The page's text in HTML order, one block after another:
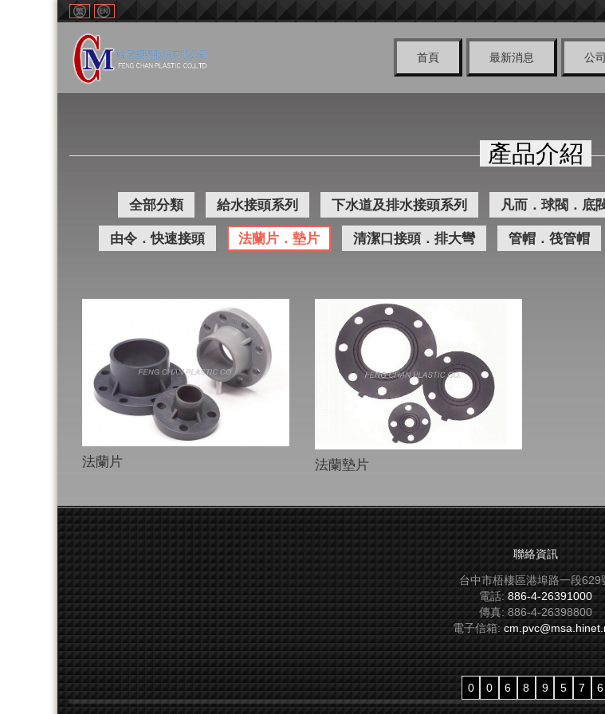
首頁 最新消息 公
產品介紹
全部分類 給水接頭系列 下水道及排水接頭系列 凡而．球閥．底
由令．快速接頭 法蘭片．墊片 清潔口接頭．排大彎 管帽．筏管帽
法蘭片 法蘭墊片
聯絡資訊
台中市梧棲區港埠路一段629
電話: 886-4-26391000
傳真: 886-4-26398800
電子信箱:
0 0 6 8 9 5 7 6